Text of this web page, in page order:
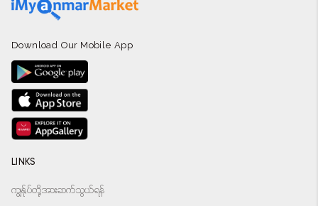
Download Our Mobile App
LINKS
ကျွန်ုပ်တို့အားဆက်သွယ်ရန်